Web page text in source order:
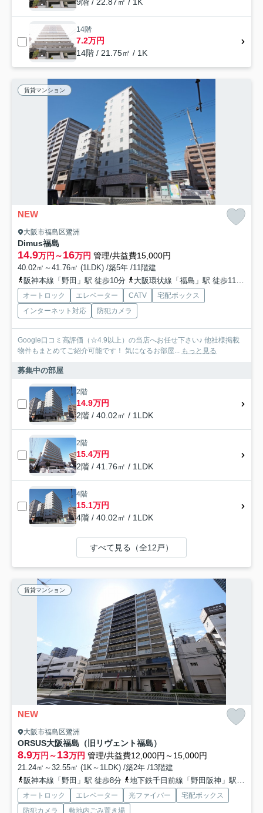
9階 / 22.87㎡ / 1K
14階
7.2万円
14階 / 21.75㎡ / 1K
賃貸マンション
NEW
大阪市福島区鷺洲
Dimus福島
14.9万円～16万円 管理/共益費15,000円
40.02㎡～41.76㎡ (1LDK) /築5年 /11階建
阪神本線「野田」駅 徒歩10分
大阪環状線「福島」駅 徒歩11分
オートロック エレベーター CATV
宅配ボックス
インターネット対応
防犯カメラ
Google口コミ高評価（☆4.9以上）の当店へお任せ下さい♪ 他社様掲載
物件もまとめてご紹介可能です！ 気になるお部屋... もっと見る
募集中の部屋
2階
14.9万円
2階 / 40.02㎡ / 1LDK
2階
15.4万円
2階 / 41.76㎡ / 1LDK
4階
15.1万円
4階 / 40.02㎡ / 1LDK
すべて見る（全12戸）
賃貸マンション
NEW
大阪市福島区鷺洲
ORSUS大阪福島（旧リヴェント福島）
8.9万円～13万円 管理/共益費12,000円～15,000円
21.24㎡～32.55㎡ (1K～1LDK) /築2年 /13階建
阪神本線「野田」駅 徒歩8分
地下鉄千日前線「野田阪神」駅 徒歩10分
オートロック エレベーター 光ファイバー
宅配ボックス
防犯カメラ
敷地内ごみ置き場